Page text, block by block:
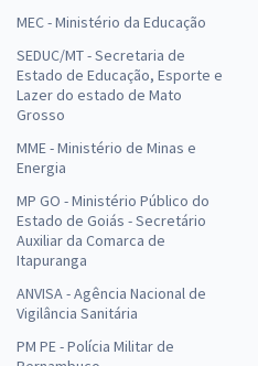
MEC - Ministério da Educação
SEDUC/MT - Secretaria de
Estado de Educação, Esporte e
Lazer do estado de Mato
Grosso
MME - Ministério de Minas e
Energia
MP GO - Ministério Público do
Estado de Goiás - Secretário
Auxiliar da Comarca de
Itapuranga
ANVISA - Agência Nacional de
Vigilância Sanitária
PM PE - Polícia Militar de